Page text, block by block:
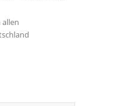
allen